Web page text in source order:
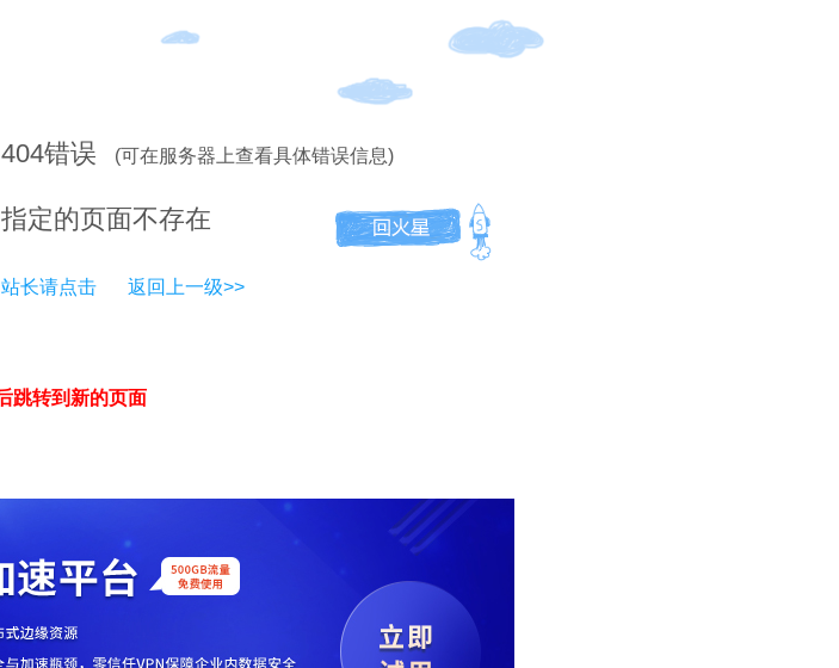
404错误 (可在服务器上查看具体错误信息)
指定的页面不存在
站长请点击 返回上一级>>